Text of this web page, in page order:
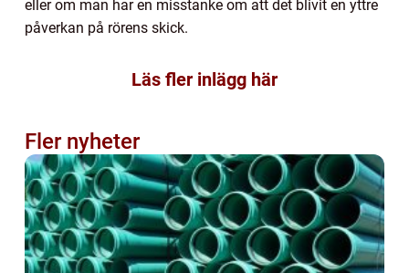
eller om man har en misstanke om att det blivit en yttre
påverkan på rörens skick.
Läs fler inlägg här
Fler nyheter